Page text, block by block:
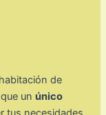
de
un único